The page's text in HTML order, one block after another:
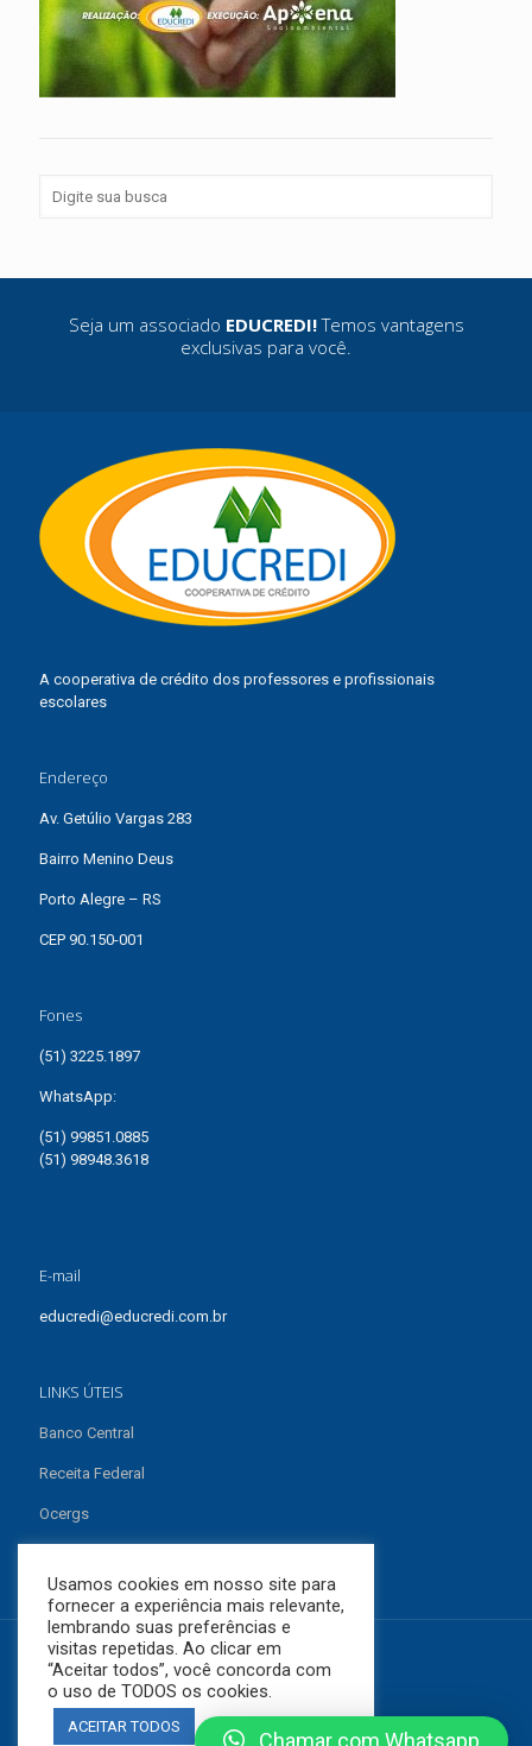
Seja um associado EDUCREDI!Temos vantagens
exclusivas para você.
A cooperativa de crédito dos professores e profissionais
escolares
Endereço
Av. Getúlio Vargas 283
Bairro Menino Deus
Porto Alegre – RS
CEP 90.150-001
Fones
(51) 3225.1897
WhatsApp:
(51) 99851.0885
(51) 98948.3618
E-mail
educredi@educredi.com.br
LINKS ÚTEIS
Banco Central
Receita Federal
Ocergs
Educredi 2018 - Todos os direitos reservados -
Usamos cookies em nosso site para
fornecer a experiência mais relevante,
lembrando suas preferências e
visitas repetidas. Ao clicar em
“Aceitar todos”, você concorda com
o uso de TODOS os cookies.
ACEITAR TODOS
Chamar com Whatsapp